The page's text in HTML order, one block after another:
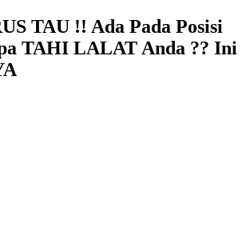
TAU !! Ada Pada Posisi
TAHI LALAT Anda ?? Ini